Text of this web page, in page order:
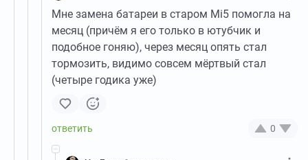
Мне замена батареи в старом Mi5 помогла на
месяц (причём я его только в ютубчик и
подобное гоняю), через месяц опять стал
тормозить, видимо совсем мёртвый стал
(четыре годика уже)
0